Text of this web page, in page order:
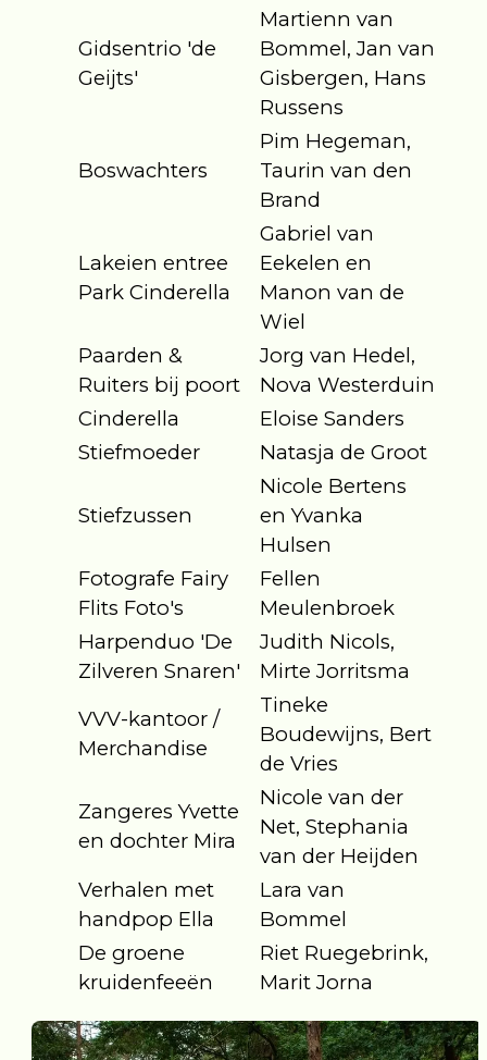
Gidsentrio 'de
Geijts'
Martienn van
Bommel, Jan van
Gisbergen, Hans
Russens
Boswachters
Pim Hegeman,
Taurin van den
Brand
Lakeien entree
Park Cinderella
Gabriel van
Eekelen en
Manon van de
Wiel
Paarden &
Ruiters bij poort
Jorg van Hedel,
Nova Westerduin
Cinderella
Eloise Sanders
Stiefmoeder
Natasja de Groot
Stiefzussen
Nicole Bertens
en Yvanka
Hulsen
Fotografe Fairy
Flits Foto's
Fellen
Meulenbroek
Harpenduo 'De
Zilveren Snaren'
Judith Nicols,
Mirte Jorritsma
VVV-kantoor /
Merchandise
Tineke
Boudewijns, Bert
de Vries
Zangeres Yvette
en dochter Mira
Nicole van der
Net, Stephania
van der Heijden
Verhalen met
handpop Ella
Lara van
Bommel
De groene
kruidenfeeën
Riet Ruegebrink,
Marit Jorna